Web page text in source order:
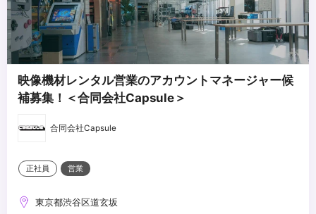
映像機材レンタル営業のアカウントマネージャー候
補募集！＜合同会社Capsule＞
合同会社Capsule
正社員 営業
東京都渋谷区道玄坂